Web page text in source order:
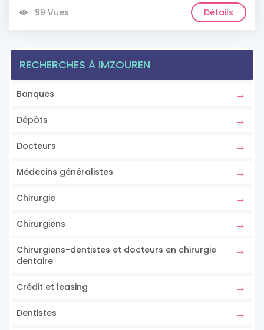
99 Vues Détails
RECHERCHES À IMZOUREN
Banques
Dépôts
Docteurs
Médecins généralistes
Chirurgie
Chirurgiens
Chirurgiens-dentistes et docteurs en chirurgie
dentaire
Crédit et leasing
Dentistes